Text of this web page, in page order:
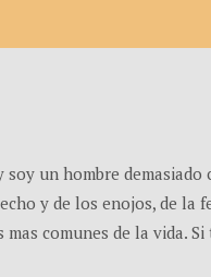
un hombre
y de los enojos, de
comunes de la vida.